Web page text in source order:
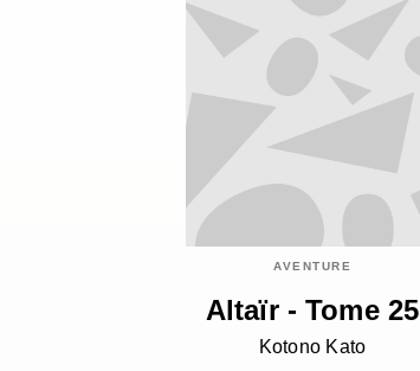
AVENTURE
Altaïr - Tome 25
Kotono Kato